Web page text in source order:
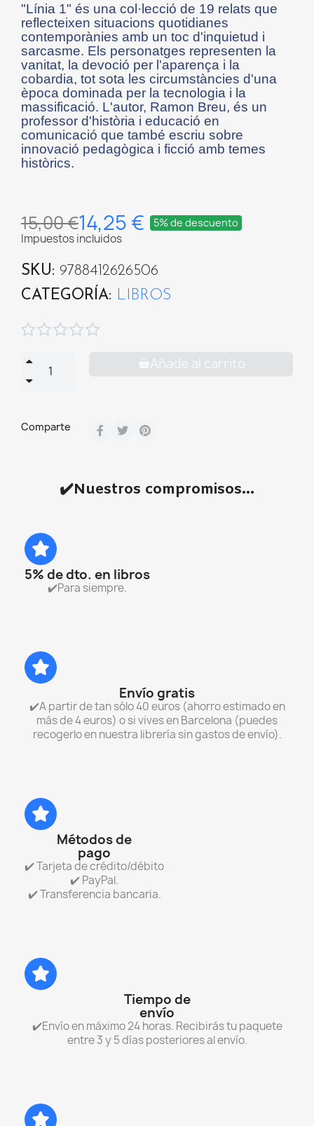
"Línia 1" és una col·lecció de 19 relats que
reflecteixen situacions quotidianes
contemporànies amb un toc d'inquietud i
sarcasme. Els personatges representen la
vanitat, la devoció per l'aparença i la
cobardia, tot sota les circumstàncies d'una
època dominada per la tecnologia i la
massificació. L'autor, Ramon Breu, és un
professor d'història i educació en
comunicació que també escriu sobre
innovació pedagògica i ficció amb temes
històrics.
15,00 €14,25 € 5% de descuento
Impuestos incluidos
SKU
9788412626506
CATEGORÍA
LIBROS

Añade al carrito
Comparte
✔️Nuestros compromisos...
5% de dto. en libros
✔️Para siempre.
Envío gratis
✔️A partir de tan sólo 40 euros (ahorro estimado en
más de 4 euros) o si vives en Barcelona (puedes
recogerlo en nuestra librería sin gastos de envío).
Métodos de
pago
✔️ Tarjeta de crédito/débito
✔️ PayPal.
✔️ Transferencia bancaria.
Tiempo de
envío
✔️Envío en máximo 24 horas. Recibirás tu paquete
entre 3 y 5 días posteriores al envío.